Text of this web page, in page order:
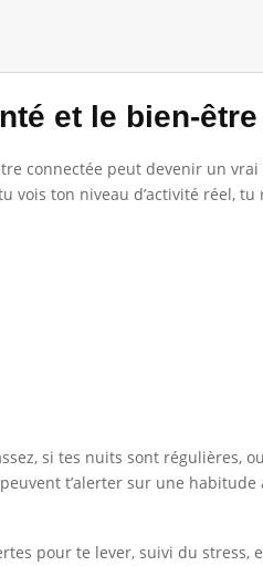
et le bien-être
connectée peut devenir un
vois ton niveau d’activité réel,
si tes nuits sont régulières,
t’alerter sur une
pour te lever, suivi du stress,